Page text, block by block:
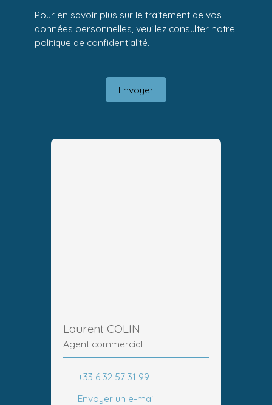
Pour en savoir plus sur le traitement de vos
données personnelles, veuillez consulter notre
politique de confidentialité.
Envoyer
Laurent COLIN
Agent commercial
+33 6 32 57 31 99
Envoyer un e-mail